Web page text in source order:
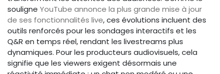
souligne YouTube annonce la plus grande mise à jour
de ses fonctionnalités live, ces évolutions incluent des
outils renforcés pour les sondages interactifs et les
Q&R en temps réel, rendant les livestreams plus
dynamiques. Pour les producteurs audiovisuels, cela
signifie que les viewers exigent désormais une